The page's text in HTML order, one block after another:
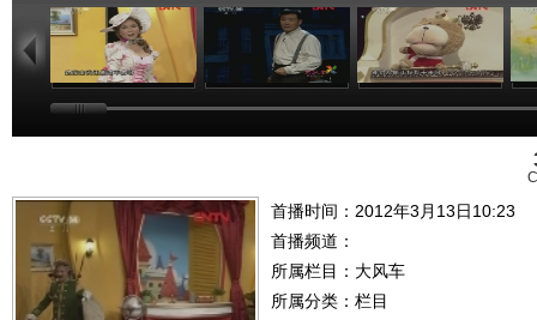
首播时间：2012年3月13日10:23
首播频道：
所属栏目： 大风车
所属分类：栏目